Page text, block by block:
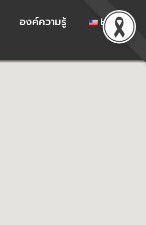
องค์ความรู้ EN